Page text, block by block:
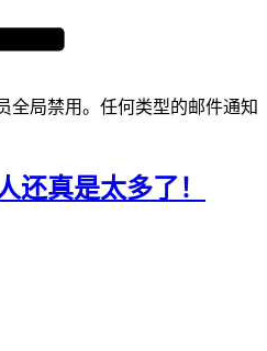
全局禁用。任何类型的邮件通知
还真是太多了！